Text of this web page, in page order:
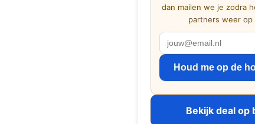
dan mailen we je zodra
partners weer op
Houd me op de
Bekijk deal op